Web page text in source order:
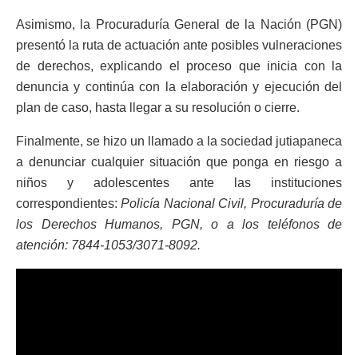
Asimismo, la Procuraduría General de la Nación (PGN)
presentó la ruta de actuación ante posibles vulneraciones
de derechos, explicando el proceso que inicia con la
denuncia y continúa con la elaboración y ejecución del
plan de caso, hasta llegar a su resolución o cierre.
Finalmente, se hizo un llamado a la sociedad jutiapaneca
a denunciar cualquier situación que ponga en riesgo a
niños y adolescentes ante las instituciones
correspondientes: Policía Nacional Civil, Procuraduría de
los Derechos Humanos, PGN, o a los teléfonos de
atención: 7844-1053/3071-8092.